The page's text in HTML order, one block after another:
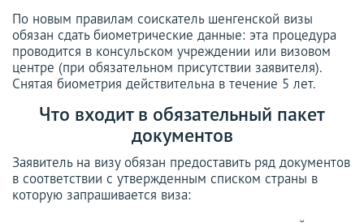
По новым правилам соискатель шенгенской визы
обязан сдать биометрические данные: эта процедура
проводится в консульском учреждении или визовом
центре (при обязательном присутствии заявителя).
Снятая биометрия действительна в течение 5 лет.
Что входит в обязательный пакет
документов
Заявитель на визу обязан предоставить ряд документов
в соответствии с утвержденным списком страны в
которую запрашивается виза: